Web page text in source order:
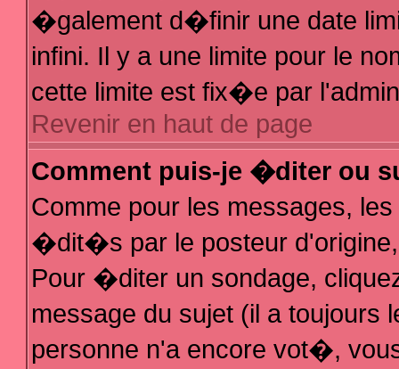
�galement d�finir une date
infini. Il y a une limite pour le
cette limite est fix�e par
Revenir en haut de page
Comment puis-je �diter ou
Comme pour les messages,
�dit�s par le posteur
Pour �diter un sondage,
message du sujet (il a
personne n'a encore vot�,